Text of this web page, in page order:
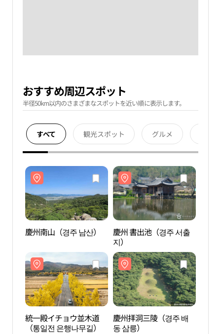
おすすめ周辺スポット
半径50km以内のさまざまなスポットを近い順に表示します。
すべて 観光スポット グルメ
慶州南山（경주 남산）
慶州 書出池（경주 서출
지）
統一殿イチョウ並木道
（통일전 은행나무길）
慶州拝洞三陵（경주 배
동 삼릉）